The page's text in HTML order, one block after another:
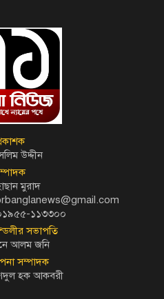
উদ্দীন
মুরাদ
১১৩৩০০
সভাপতি
আলম জনি
সম্পাদক
হক আকবরী